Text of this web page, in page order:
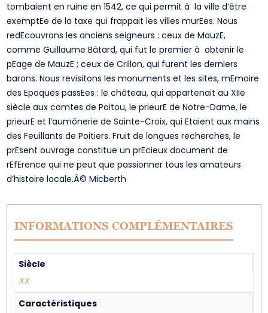
tombaient en ruine en 1542, ce qui permit à la ville d’être
exemptEe de la taxe qui frappait les villes murEes. Nous
redEcouvrons les anciens seigneurs : ceux de MauzE,
comme Guillaume Bâtard, qui fut le premier à obtenir le
pEage de MauzE ; ceux de Crillon, qui furent les derniers
barons. Nous revisitons les monuments et les sites, mEmoire
des Epoques passEes : le château, qui appartenait au XIIe
siècle aux comtes de Poitou, le prieurE de Notre-Dame, le
prieurE et l’aumônerie de Sainte-Croix, qui Etaient aux mains
des Feuillants de Poitiers. Fruit de longues recherches, le
prEsent ouvrage constitue un prEcieux document de
rEfErence qui ne peut que passionner tous les amateurs
d’histoire locale.Â© Micberth
INFORMATIONS COMPLÉMENTAIRES
Siècle
XX
Caractéristiques